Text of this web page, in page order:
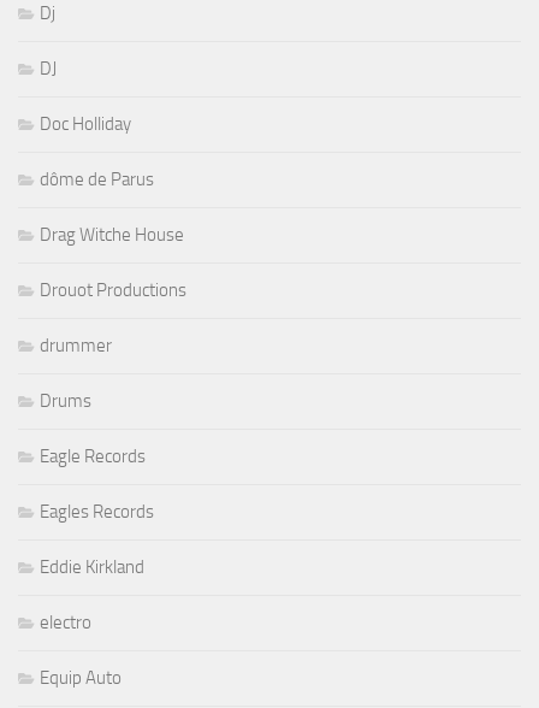
Dj
DJ
Doc Holliday
dôme de Parus
Drag Witche House
Drouot Productions
drummer
Drums
Eagle Records
Eagles Records
Eddie Kirkland
electro
Equip Auto